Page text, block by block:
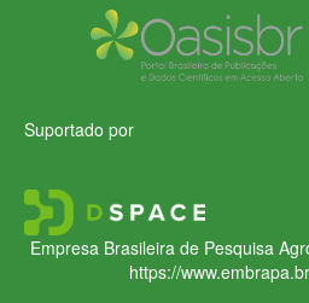
Suportado por
Empresa Brasileira de Pesquisa
https://